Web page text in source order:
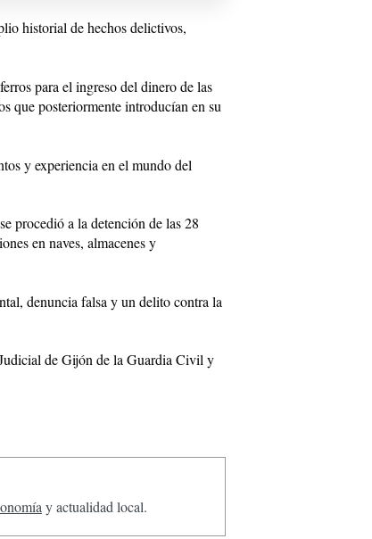
historial de hechos delictivos,
para el ingreso del dinero de las
que posteriormente introducían en su
y experiencia en el mundo del
procedió a la detención de las 28
en naves, almacenes y
denuncia falsa y un delito contra la
de Gijón de la Guardia Civil y
y actualidad local.